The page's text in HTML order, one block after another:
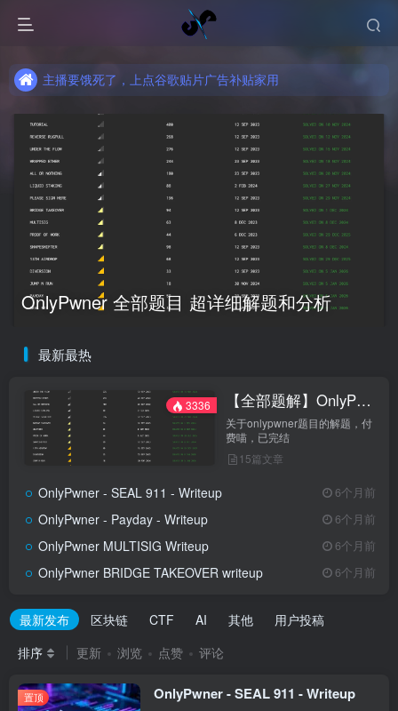
主播要饿死了，上点谷歌贴片广告补贴家用
主播要饿死了，上点谷歌贴片广告补贴家用
OnlyPwner 全部题目 超详细解题和分析
最新最热
3336 【全部题解】OnlyPwner
关于onlypwner题目的解题，付
费喵，已完结
15篇文章
OnlyPwner - SEAL 911 - Writeup 6个月前
OnlyPwner - Payday - Writeup 6个月前
OnlyPwner MULTISIG Writeup 6个月前
OnlyPwner BRIDGE TAKEOVER writeup 6个月前
最新发布 区块链 CTF AI 其他
用户投稿
排序
更新 浏览 点赞 评论
置顶 OnlyPwner - SEAL 911 - Writeup